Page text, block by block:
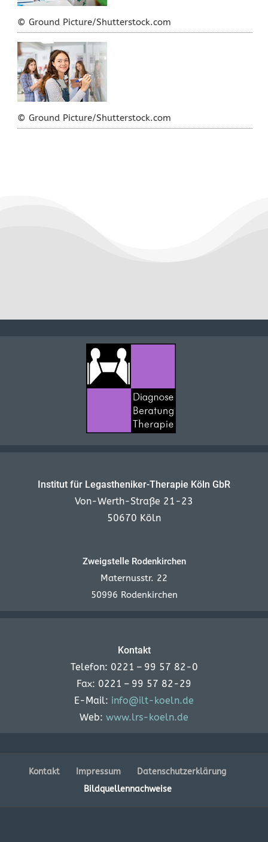
© Ground Picture/Shutterstock.com
© Ground Picture/Shutterstock.com
Institut für Legastheniker-Therapie Köln GbR
Von-Werth-Straße 21-23
50670 Köln
Zweigstelle Rodenkirchen
Maternusstr. 22
50996 Rodenkirchen
Kontakt
Telefon: 0221 – 99 57 82-0
Fax: 0221 – 99 57 82-29
E-Mail: info@ilt-koeln.de
Web: www.lrs-koeln.de
Kontakt Impressum
Datenschutzerklärung
Bildquellennachweise